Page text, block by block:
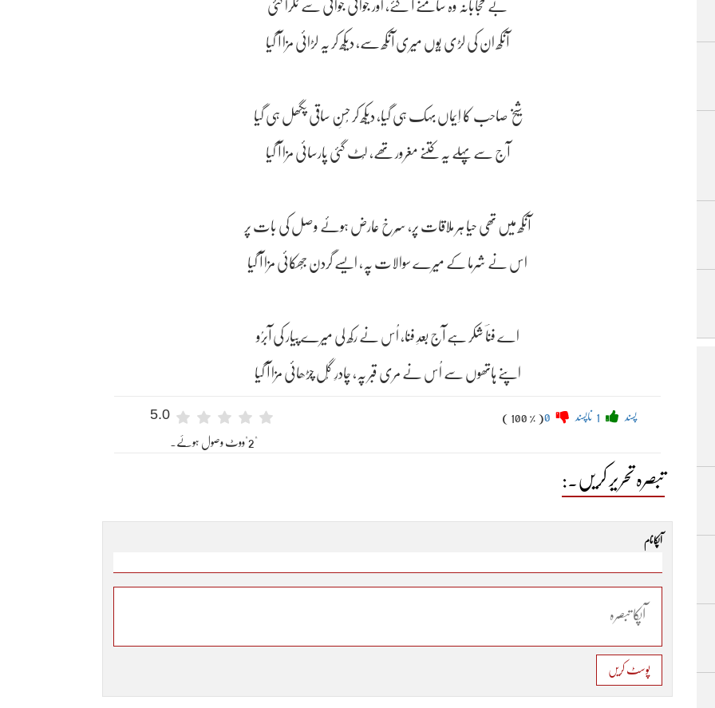
بے حجابانہ وہ سامنے آ گئے، اور جوانی جوانی سے ٹکرا گئی
آنکھ ان کی لڑی یُوں میری آنکھ سے، دیکھ کر یہ لڑائی مزا آ گیا
شیخ صاحب کا اِیماں بہک ہی گیا، دیکھ کر حُسنِ ساقی پگھل ہی گیا
آج سے پہلے یہ کتنے مغرور تھے، لُٹ گئی پارسائی مزا آ گیا
آنکھ میں تھی حیا ہر ملاقات پر، سُرخ عارض ہوئے وصل کی بات پر
اس نے شرما کے میرے سوالات پہ، ایسے گردن جُھکائی مزا آ گیا
اے فناؔ شکر ہے آج بعدِ فنا، اُس نے رکھ لی میرے پیار کی آبرُو
اپنے ہاتھوں سے اُس نے مری قبر پہ، چادرِ گُل چڑھائی مزا آ گیا
5.0
"2"ووٹ وصول ہوئے۔
پسند ناپسند ( 100 % )
تبصرہ تحریر کریں۔:
آپکا نام
پوسٹ کریں